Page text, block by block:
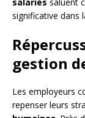
significative dans
gestion
Les employeurs
repenser leurs